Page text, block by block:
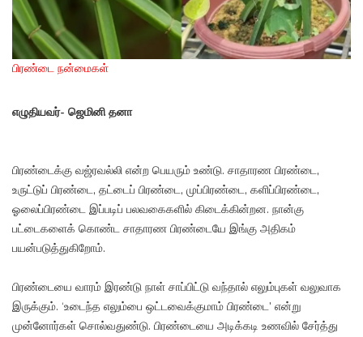
பிரண்டை நன்மைகள்
எழுதியவர்- ஜெமினி தனா
பிரண்டைக்கு வஜ்ரவல்லி என்ற பெயரும் உண்டு. சாதாரண பிரண்டை,
உருட்டுப் பிரண்டை, தட்டைப் பிரண்டை, முப்பிரண்டை, களிப்பிரண்டை,
ஓலைப்பிரண்டை இப்படிப் பலவகைகளில் கிடைக்கின்றன. நான்கு
பட்டைகளைக் கொண்ட சாதாரண பிரண்டையே இங்கு அதிகம்
பயன்படுத்துகிறோம்.
பிரண்டையை வாரம் இரண்டு நாள் சாப்பிட்டு வந்தால் எலும்புகள் வலுவாக
இருக்கும். ‘உடைந்த எலும்பை ஒட்டவைக்குமாம் பிரண்டை’ என்று
முன்னோர்கள் சொல்வதுண்டு. பிரண்டையை அடிக்கடி உணவில் சேர்த்து